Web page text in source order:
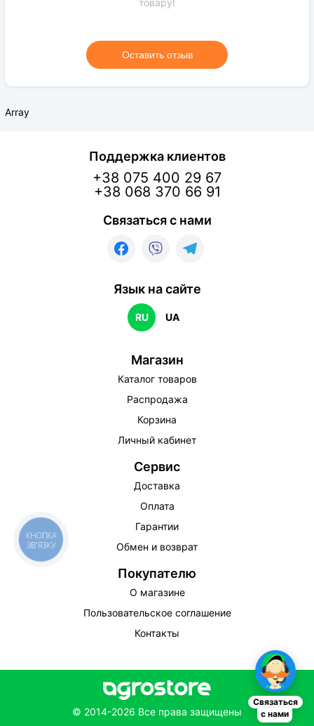
товару!
Оставить отзыв
Array
Поддержка клиентов
+38 075 400 29 67
+38 068 370 66 91
Связаться с нами
Язык на сайте
RU UA
Магазин
Каталог товаров
Распродажа
Корзина
Личный кабинет
Сервис
Доставка
Оплата
Гарантии
Обмен и возврат
Покупателю
О магазине
Пользовательское соглашение
Контакты
© 2014-2026 Все права защищены
Связаться
с нами
КНОПКА
ЗВ'ЯЗКУ